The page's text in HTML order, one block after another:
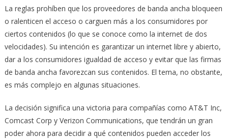
La reglas prohíben que los proveedores de banda ancha bloqueen
o ralenticen el acceso o carguen más a los consumidores por
ciertos contenidos (lo que se conoce como la internet de dos
velocidades). Su intención es garantizar un internet libre y abierto,
dar a los consumidores igualdad de acceso y evitar que las firmas
de banda ancha favorezcan sus contenidos. El tema, no obstante,
es más complejo en algunas situaciones.
La decisión significa una victoria para compañías como AT&T Inc,
Comcast Corp y Verizon Communications, que tendrán un gran
poder ahora para decidir a qué contenidos pueden acceder los